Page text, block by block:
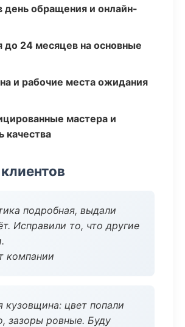
день обращения и онлайн-
до 24 месяцев на основные
и рабочие места ожидания
мастера и
качества
подробная, выдали
Исправили то, что другие
компании
кузовщина: цвет попали
зазоры ровные. Буду